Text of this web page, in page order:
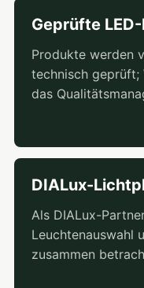
Geprüfte
Produkte werden
technisch geprüft;
das
DIALux-
Als DIALux-
Leuchtenauswahl
zusammen